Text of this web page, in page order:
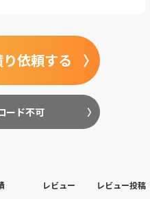
り依頼する
ード不可
レビュー レビュー投稿